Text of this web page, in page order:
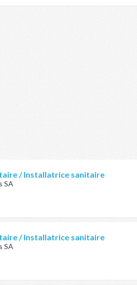
/ Installatrice sanitaire
SA
/ Installatrice sanitaire
SA